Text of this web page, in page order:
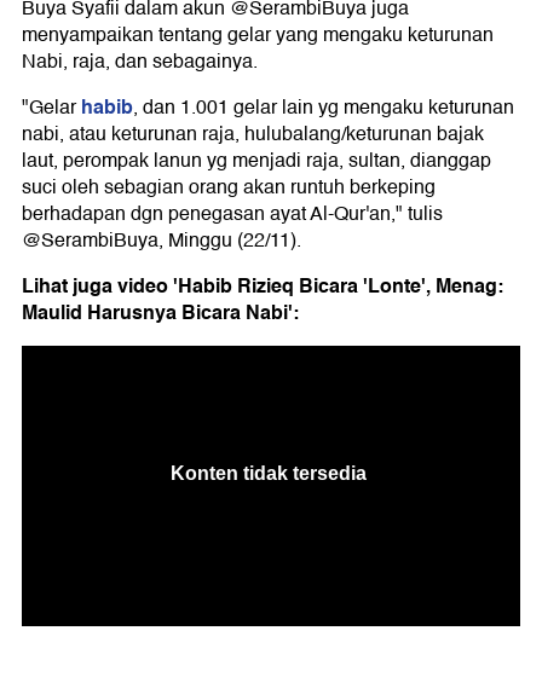
Buya Syafii dalam akun @SerambiBuya juga
menyampaikan tentang gelar yang mengaku keturunan
Nabi, raja, dan sebagainya.
"Gelarhabib, dan 1.001 gelar lain yg mengaku keturunan
nabi, atau keturunan raja, hulubalang/keturunan bajak
laut, perompak lanun yg menjadi raja, sultan, dianggap
suci oleh sebagian orang akan runtuh berkeping
berhadapan dgn penegasan ayat Al-Qur'an," tulis
@SerambiBuya, Minggu (22/11).
Lihat juga video 'Habib Rizieq Bicara 'Lonte', Menag:
Maulid Harusnya Bicara Nabi':